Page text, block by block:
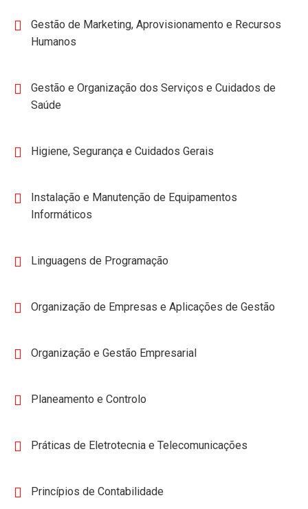
Gestão de Marketing, Aprovisionamento e Recursos
Humanos
Gestão e Organização dos Serviços e Cuidados de
Saúde
Higiene, Segurança e Cuidados Gerais
Instalação e Manutenção de Equipamentos
Informáticos
Linguagens de Programação
Organização de Empresas e Aplicações de Gestão
Organização e Gestão Empresarial
Planeamento e Controlo
Práticas de Eletrotecnia e Telecomunicações
Princípios de Contabilidade